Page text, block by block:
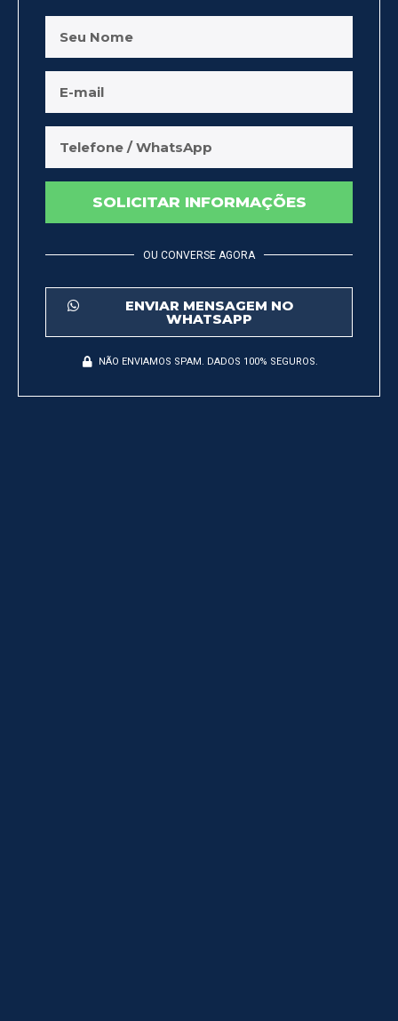
SOLICITAR INFORMAÇÕES
OU CONVERSE AGORA
ENVIAR MENSAGEM NO
WHATSAPP
NÃO ENVIAMOS SPAM. DADOS 100% SEGUROS.